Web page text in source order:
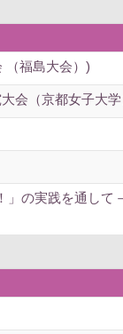
（福島大会）)
会（京都女子大学
の実践を通して